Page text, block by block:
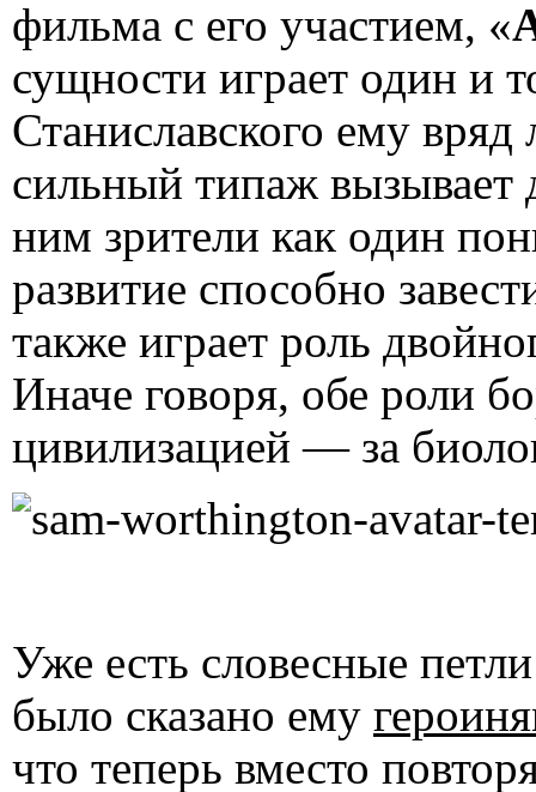
фильма с его участием, «
сущности играет один и
Станиславского ему
сильный типаж вызывает
ним зрители как один
развитие способно
также играет роль
Иначе говоря, обе роли
цивилизацией — за
Уже есть словесные
было сказано ему
что теперь вместо